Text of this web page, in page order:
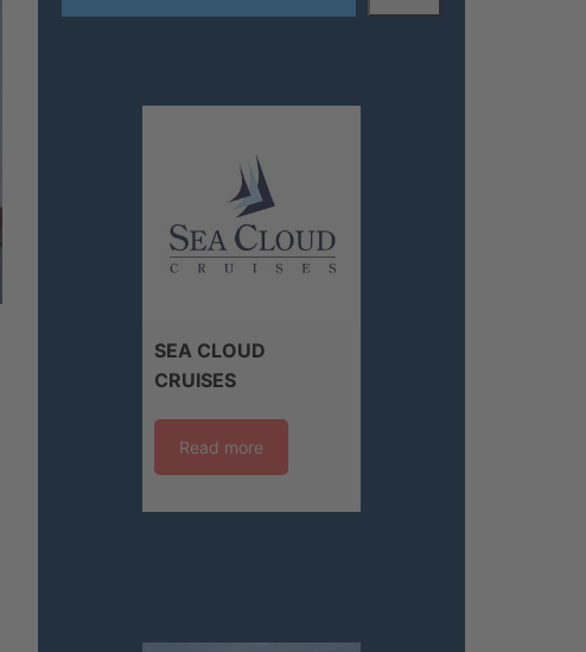
SEA CLOUD
CRUISES
Read more